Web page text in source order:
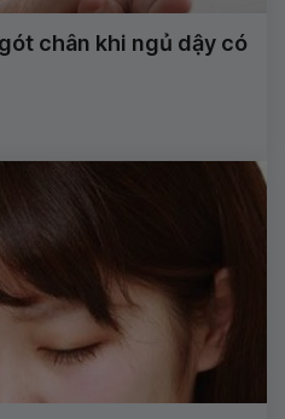
chân khi ngủ dậy có